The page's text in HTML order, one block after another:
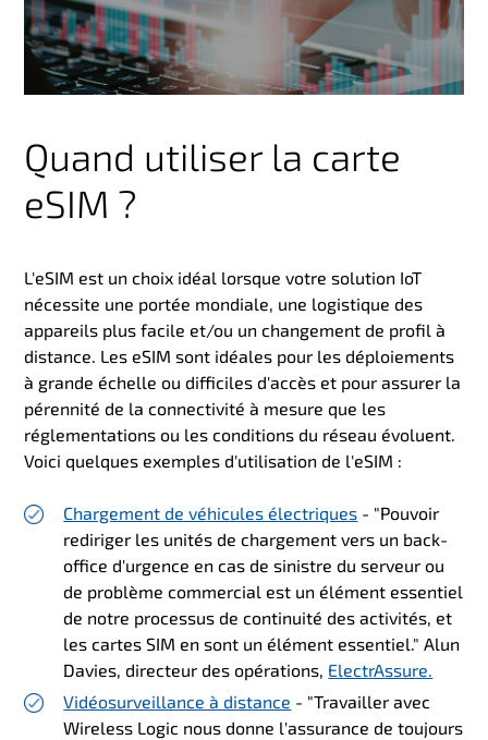
Quand utiliser la carte
eSIM ?
L'eSIM est un choix idéal lorsque votre solution IoT
nécessite une portée mondiale, une logistique des
appareils plus facile et/ou un changement de profil à
distance. Les eSIM sont idéales pour les déploiements
à grande échelle ou difficiles d'accès et pour assurer la
pérennité de la connectivité à mesure que les
réglementations ou les conditions du réseau évoluent.
Voici quelques exemples d'utilisation de l'eSIM :
Chargement de véhicules électriques - "Pouvoir
rediriger les unités de chargement vers un back-
office d'urgence en cas de sinistre du serveur ou
de problème commercial est un élément essentiel
de notre processus de continuité des activités, et
les cartes SIM en sont un élément essentiel." Alun
Davies, directeur des opérations, ElectrAssure.
Vidéosurveillance à distance - "Travailler avec
Wireless Logic nous donne l'assurance de toujours